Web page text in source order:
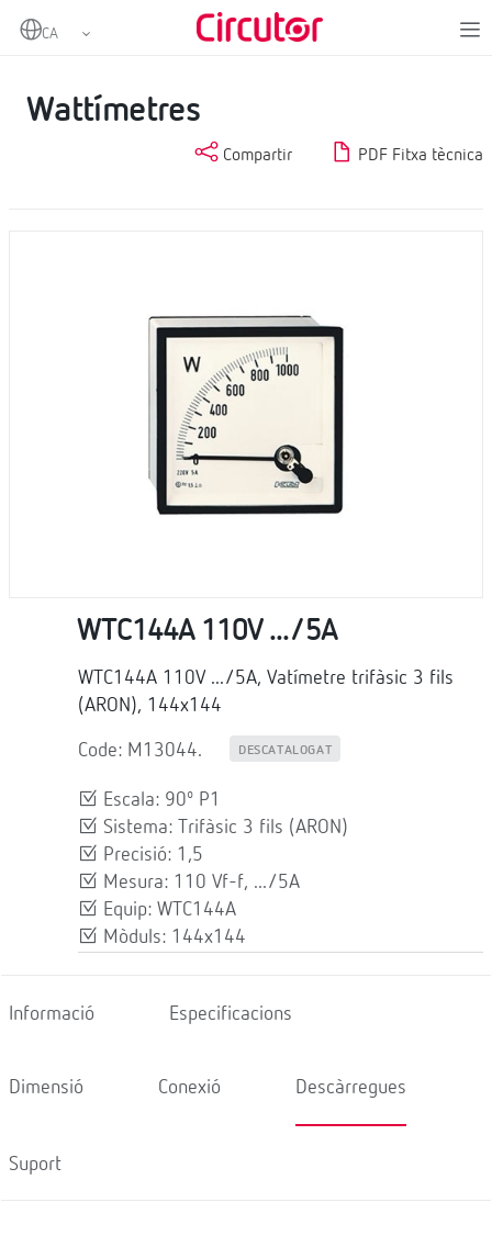
Home Instrumentació analògica
Wattímetres
Wattímetres
Compartir PDF Fitxa tècnica
WTC144A 110V .../5A
WTC144A 110V .../5A, Vatímetre trifàsic 3 fils
(ARON), 144x144
Code: M13044. DESCATALOGAT
Escala: 90º P1
Sistema: Trifàsic 3 fils (ARON)
Precisió: 1,5
Mesura: 110 Vf-f, .../5A
Equip: WTC144A
Mòduls: 144x144
Informació Especificacions
Dimensió Conexió Descàrregues
Suport